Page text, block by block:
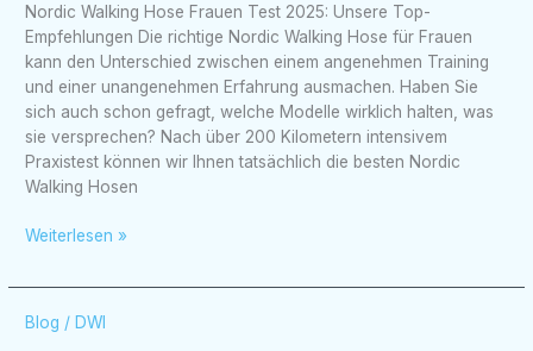
Nordic Walking Hose Frauen Test 2025: Unsere Top-
Empfehlungen Die richtige Nordic Walking Hose für Frauen
kann den Unterschied zwischen einem angenehmen Training
und einer unangenehmen Erfahrung ausmachen. Haben Sie
sich auch schon gefragt, welche Modelle wirklich halten, was
sie versprechen? Nach über 200 Kilometern intensivem
Praxistest können wir Ihnen tatsächlich die besten Nordic
Walking Hosen
Hose
Frauen
Test
2025:
Unsere
Top-
Empfehlungen
Weiterlesen »
Blog / DWI
Wer